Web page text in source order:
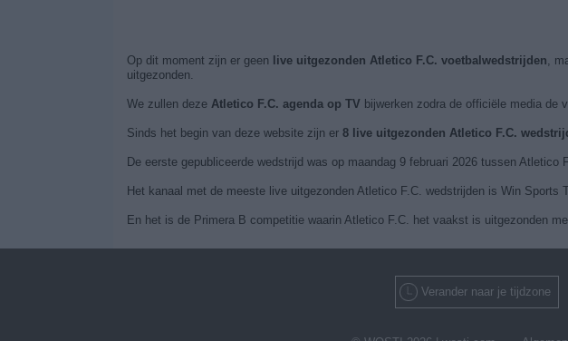
Op dit moment zijn er geen live uitgezonden Atletico F.C. voetbalwedstrijden,
uitgezonden.
We zullen deze Atletico F.C. agenda op TV bijwerken zodra de officiële media de
Sinds het begin van deze website zijn er 8 live uitgezonden Atletico F.C.
De eerste gepubliceerde wedstrijd was op maandag 9 februari 2026 tussen Atletico
Het kanaal met de meeste live uitgezonden Atletico F.C. wedstrijden is Win Sports
En het is de Primera B competitie waarin Atletico F.C. het vaakst is uitgezonden
Verander naar je tijdzone